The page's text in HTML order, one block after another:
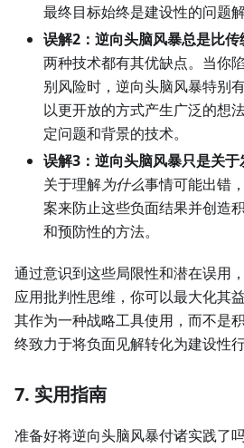
最终目标始终是建设性的问题解
误解2：逆向头脑风暴总是比传
两种技术都有其优缺点。当你
别风险时，逆向头脑风暴特别
以更开放的方式产生广泛的想
定问题和背景的技术。
误解3：逆向头脑风暴只是关于
关于理解为什么事情可能出错
案来防止这些负面结果并创造
和预防性的方法。
通过意识到这些局限性和潜在误用
应用批判性思维，你可以最大化其
其作为一种战略工具使用，而不是
终致力于将负面见解转化为建设性行
7. 实用指南
准备好将逆向头脑风暴付诸实践了